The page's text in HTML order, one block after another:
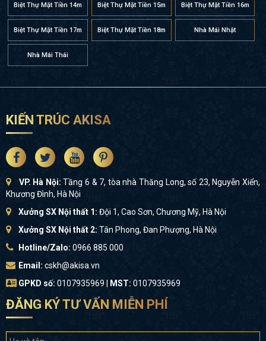
Biệt Thự Mặt Tiền 14m Biệt Thự Mặt Tiền 15m Biệt Thự Mặt Tiền 16m
Biệt Thự Mặt Tiền 17m Biệt Thự Mặt Tiền 18m Nhà Mái Nhật
Nhà Mái Thái
KIẾN TRÚC AKISA
VP. Hà Nội:Tầng 6 & 7, tòa nhà Thăng Long, số 23, Nguyễn Xiển,
Khương Đình, Hà Nội
Xưởng SX Nội thất 1: Đội 1, Cao Sơn, Chương Mỹ, Hà Nội
Xưởng SX Nội thất 2: Tân Phong, Đan Phượng, Hà Nội
Hotline/Zalo: 0966 885 000
Email: cskh@akisa.vn
GPKD số: 0107935969 | MST: 0107935969
ĐĂNG KÝ TƯ VẤN MIỄN PHÍ